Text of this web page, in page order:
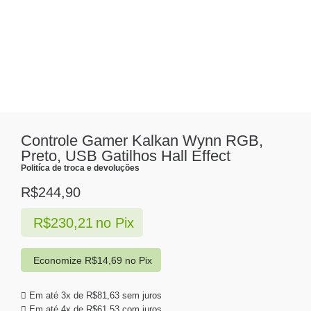
Controle Gamer Kalkan Wynn RGB,
Preto, USB Gatilhos Hall Effect
Politíca de troca e devoluções
R$244,90
Em até 3x de R$81,63 sem juros
R$230,21 no Pix
Economize R$14,69 no Pix